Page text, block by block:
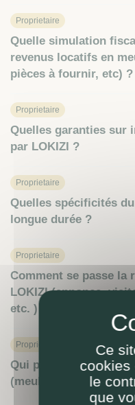
Proprietaire
Quelle simulation
revenus locatifs en
pièces à fournir, etc) ?
Proprietaire
Quelles garanties sur
par LOKIZI ?
Proprietaire
Quelles spécificités
longue durée ?
Proprietaire
Comment se passe la
LOKIZI (annonce,
etc. ) ?
Proprietaire
Qui paie la taxe
(meublée) ?
Ce
cookies
le
que